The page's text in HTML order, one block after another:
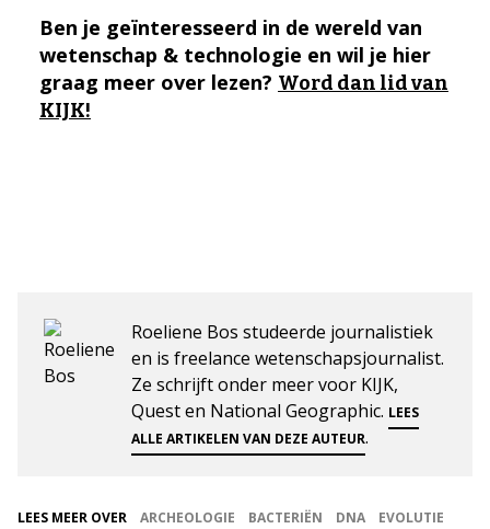
Ben je geïnteresseerd in de wereld van
wetenschap & technologie en wil je hier
graag meer over lezen? Word dan lid van
KIJK!
Roeliene Bos studeerde journalistiek
en is freelance wetenschapsjournalist.
Ze schrijft onder meer voor KIJK,
Quest en National Geographic. LEES
ALLE ARTIKELEN VAN DEZE AUTEUR.
LEES MEER OVER ARCHEOLOGIE BACTERIËN DNA
EVOLUTIE